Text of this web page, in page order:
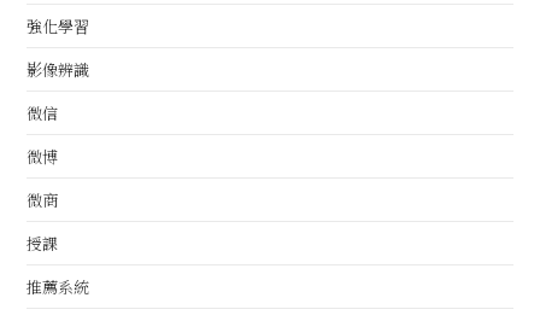
強化學習
影像辨識
微信
微博
微商
授課
推薦系統